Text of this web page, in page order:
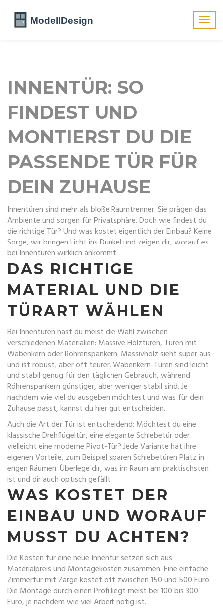
INNENTÜR: SO
FINDEST UND
MONTIERST DU DIE
PASSENDE TÜR FÜR
DEIN ZUHAUSE
Innentüren sind mehr als bloße Raumtrenner. Sie prägen das
Ambiente und sorgen für Privatsphäre. Doch wie findest du
die richtige Tür? Und was kostet eigentlich der Einbau? Keine
Sorge, wir bringen Licht ins Dunkel und zeigen dir, worauf es
bei Innentüren wirklich ankommt.
DAS RICHTIGE
MATERIAL UND DIE
TÜRART WÄHLEN
Bei Innentüren hast du meist die Wahl zwischen
verschiedenen Materialien: Massive Holztüren, Türen mit
Wabenkern oder Röhrenspankern. Massivholz sieht super aus
und ist robust, aber oft teurer. Wabenkern-Türen sind leicht
und stabil genug für den täglichen Gebrauch, während
Röhrenspankern günstiger, aber weniger stabil sind. Je
nachdem wie viel du ausgeben möchtest und was für dein
Zuhause passt, kannst du hier gut entscheiden.
Auch die Art der Tür ist entscheidend: Möchtest du eine
klassische Drehflügeltür, eine elegante Schiebetür oder
vielleicht eine moderne Pivot-Tür? Jede Variante hat ihre
eigenen Vorteile, zum Beispiel sparen Schiebetüren Platz in
engen Räumen. Überlege dir, was im Raum am praktischsten
ist und dir auch optisch gefällt.
WAS KOSTET DER
EINBAU UND WORAUF
MUSST DU ACHTEN?
Die Kosten für eine neue Innentür setzen sich aus
Materialpreis und Montagekosten zusammen. Eine einfache
Zimmertür mit Zarge kostet oft zwischen 150 und 500 Euro.
Die Montage durch einen Profi liegt meist bei 100 bis 300
Euro, je nachdem wie viel Arbeit nötig ist.